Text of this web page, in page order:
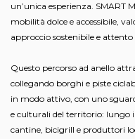
un’unica esperienza. SMART
mobilità dolce e accessibile,
approccio sostenibile e attento
Questo percorso ad anello
collegando borghi e piste
in modo attivo, con uno
e culturali del territorio: lungo
cantine, bicigrill e produttori